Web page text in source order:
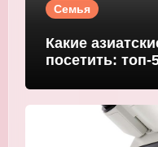
Семья
Какие
посетить: